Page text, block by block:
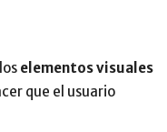
elementos visuales
que el usuario